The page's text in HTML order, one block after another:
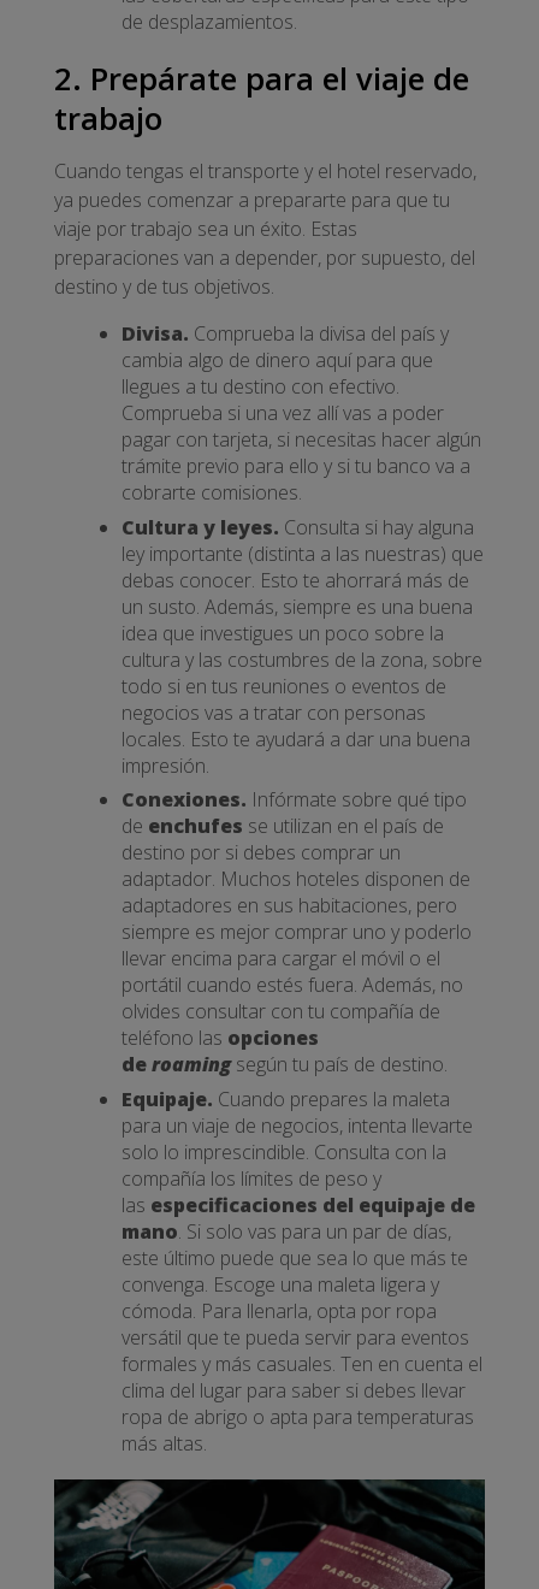
de desplazamientos.
2. Prepárate para el viaje de
trabajo
Cuando tengas el transporte y el hotel reservado,
ya puedes comenzar a prepararte para que tu
viaje por trabajo sea un éxito. Estas
preparaciones van a depender, por supuesto, del
destino y de tus objetivos.
Divisa. Comprueba la divisa del país y
cambia algo de dinero aquí para que
llegues a tu destino con efectivo.
Comprueba si una vez allí vas a poder
pagar con tarjeta, si necesitas hacer algún
trámite previo para ello y si tu banco va a
cobrarte comisiones.
Cultura y leyes. Consulta si hay alguna
ley importante (distinta a las nuestras) que
debas conocer. Esto te ahorrará más de
un susto. Además, siempre es una buena
idea que investigues un poco sobre la
cultura y las costumbres de la zona, sobre
todo si en tus reuniones o eventos de
negocios vas a tratar con personas
locales. Esto te ayudará a dar una buena
impresión.
Conexiones. Infórmate sobre qué tipo
de enchufes se utilizan en el país de
destino por si debes comprar un
adaptador. Muchos hoteles disponen de
adaptadores en sus habitaciones, pero
siempre es mejor comprar uno y poderlo
llevar encima para cargar el móvil o el
portátil cuando estés fuera. Además, no
olvides consultar con tu compañía de
teléfono las opciones
deroamingsegún tu país de destino.
Equipaje. Cuando prepares la maleta
para un viaje de negocios, intenta llevarte
solo lo imprescindible. Consulta con la
compañía los límites de peso y
las especificaciones del equipaje de
mano. Si solo vas para un par de días,
este último puede que sea lo que más te
convenga. Escoge una maleta ligera y
cómoda. Para llenarla, opta por ropa
versátil que te pueda servir para eventos
formales y más casuales. Ten en cuenta el
clima del lugar para saber si debes llevar
ropa de abrigo o apta para temperaturas
más altas.